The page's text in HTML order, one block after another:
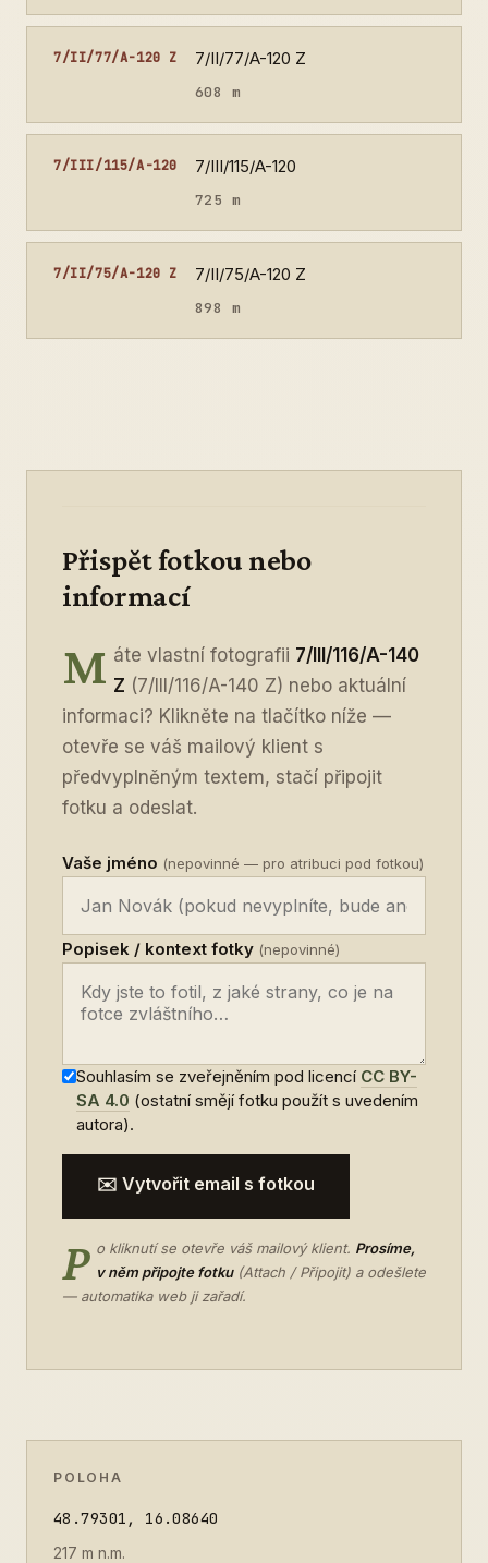
7/II/77/A-120 Z 7/II/77/A-120 Z
608 m
7/III/115/A-120 7/III/115/A-120
725 m
7/II/75/A-120 Z 7/II/75/A-120 Z
898 m
Přispět fotkou nebo
informací
M áte vlastní fotografii 7/III/116/A-140
Z (7/III/116/A-140 Z) nebo aktuální
informaci? Klikněte na tlačítko níže —
otevře se váš mailový klient s
předvyplněným textem, stačí připojit
fotku a odeslat.
Vaše jméno (nepovinné — pro atribuci pod fotkou)
Popisek / kontext fotky (nepovinné)
Souhlasím se zveřejněním pod licencí CC BY-
SA 4.0 (ostatní smějí fotku použít s uvedením
autora).
✉️ Vytvořit email s fotkou
P o kliknutí se otevře váš mailový klient. Prosíme,
v něm připojte fotku(Attach / Připojit) a odešlete
— automatika web ji zařadí.
POLOHA
48.79301, 16.08640
217 m n.m.